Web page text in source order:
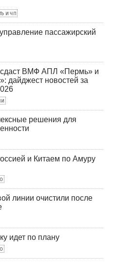
и чп
пассажирский
ВМФ АПЛ «Пермь» и
дайджест новостей за
решения для
и Китаем по Амуру
линии очистили после
идет по плану